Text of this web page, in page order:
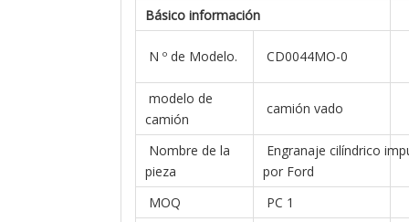
Básico información
N º de Modelo. CD0044MO-0
modelo de
camión
camión vado
Nombre de la
pieza
Engranaje cilíndrico
por Ford
MOQ
PC 1